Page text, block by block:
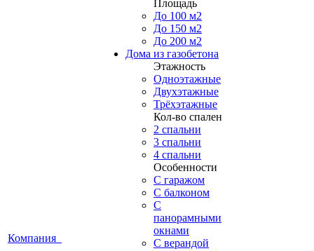
Компания
Площадь
До 100 м2
До 150 м2
До 200 м2
Дома из газобетона
Этажность
Одноэтажные
Двухэтажные
Трёхэтажные
Кол-во спален
2 спальни
3 спальни
4 спальни
Особенности
С гаражом
С балконом
С
панорамными
окнами
С верандой